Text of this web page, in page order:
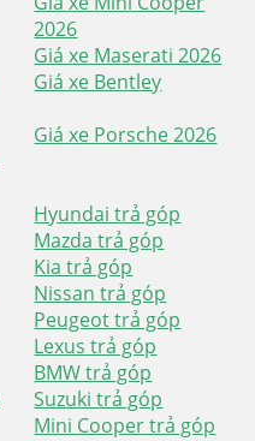
2026
Giá xe Maserati 2026
Giá xe Bentley
Giá xe Porsche 2026
Hyundai trả góp
Mazda trả góp
Kia trả góp
Nissan trả góp
Peugeot trả góp
Lexus trả góp
BMW trả góp
Suzuki trả góp
Mini Cooper trả góp